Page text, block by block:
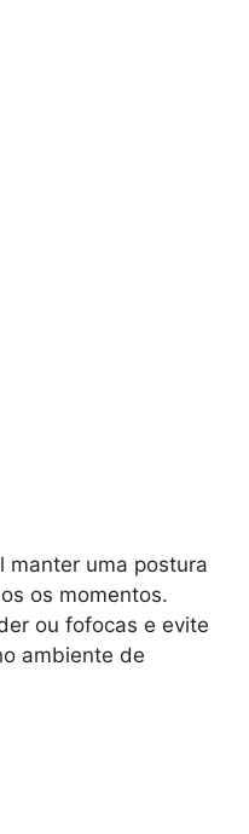
manter uma postura
os momentos.
ou fofocas e evite
ambiente de